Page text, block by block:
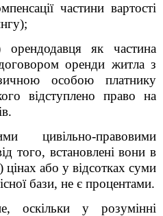
частини вартості
орендодавця як частина
оренди житла з
особою платнику
відступлено право на
цивільно-правовими
того, встановлені вони в
або у відсотках суми
бази, не є процентами.
оскільки у розумінні